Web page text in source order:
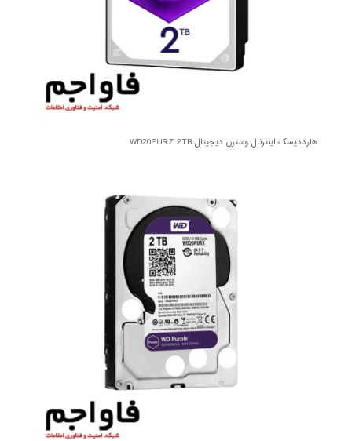
هارددیسک اینترنال وسترن دیجیتال WD20PURZ 2TB